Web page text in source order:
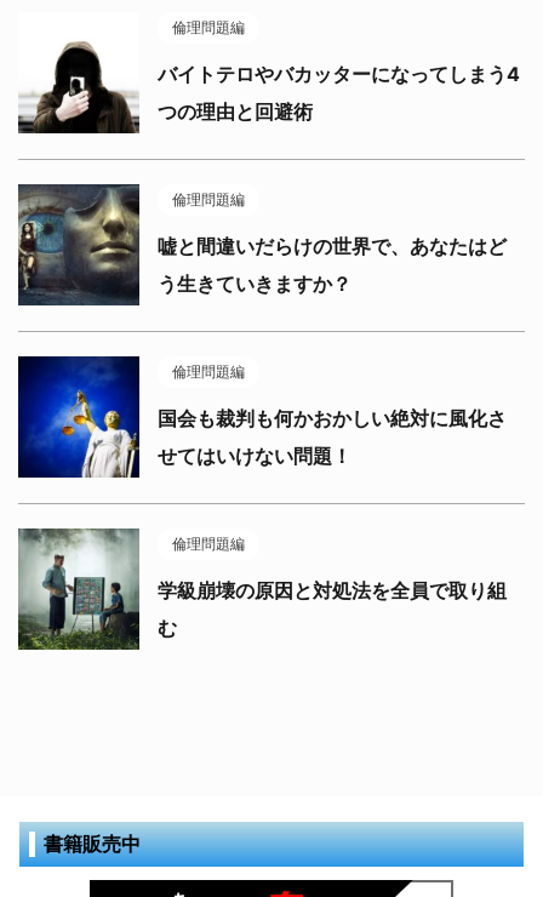
倫理問題編
バイトテロやバカッターになってしまう4
つの理由と回避術
倫理問題編
嘘と間違いだらけの世界で、あなたはど
う生きていきますか？
倫理問題編
国会も裁判も何かおかしい絶対に風化さ
せてはいけない問題！
倫理問題編
学級崩壊の原因と対処法を全員で取り組
む
書籍販売中